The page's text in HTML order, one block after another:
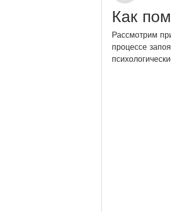
Как
Рассмотрим
процессе